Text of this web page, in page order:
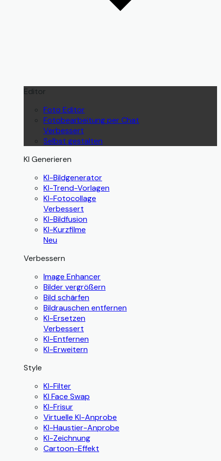
Editor
Foto Editor
Fotobearbeitung per Chat
Verbessert
Selbst gestalten
KI Generieren
KI-Bildgenerator
KI-Trend-Vorlagen
KI-Fotocollage
Verbessert
KI-Bildfusion
KI-Kurzfilme
Neu
Verbessern
Image Enhancer
Bilder vergrößern
Bild schärfen
Bildrauschen entfernen
KI-Ersetzen
Verbessert
KI-Entfernen
KI-Erweitern
Style
KI-Filter
KI Face Swap
KI-Frisur
Virtuelle KI-Anprobe
KI-Haustier-Anprobe
KI-Zeichnung
Cartoon-Effekt